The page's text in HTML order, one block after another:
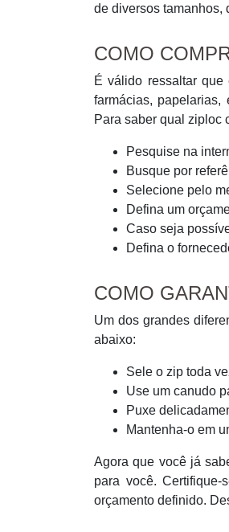
de diversos tamanhos,
COMO
É válido ressaltar que
farmácias,
Para saber qual ziploc
Pesquise na
Busque por
Selecione pelo
Defina um
Caso seja
Defina o
COMO
Um dos grandes
abaixo:
Sele o zip toda
Use um canudo
Puxe
Mantenha-o em
Agora que você já
para você.
orçamento definido.